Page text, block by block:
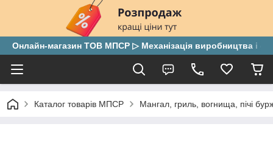
Онлайн-магазин ТОВ МПСР ▷ Механізація виробництва і
Каталог товарів МПСР Мангал, гриль, вогнища, пічі